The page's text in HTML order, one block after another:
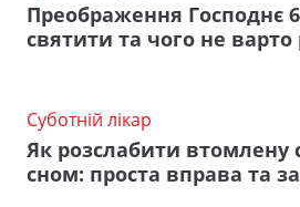
Преображення Господнє
святити та чого не
Суботній лікар
Як розслабити втомлену
сном: проста вправа та